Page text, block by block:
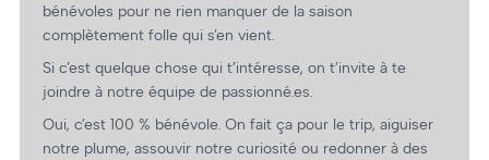
bénévoles pour ne rien manquer de la saison
complètement folle qui s’en vient.
Si c’est quelque chose qui t’intéresse, on t’invite à te
joindre à notre équipe de passionné.es.
Oui, c’est 100 % bénévole. On fait ça pour le trip, aiguiser
notre plume, assouvir notre curiosité ou redonner à des